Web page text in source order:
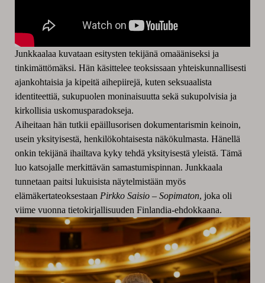
Junkkaalaa kuvataan esitysten tekijänä omaääniseksi ja
tinkimättömäksi. Hän käsittelee teoksissaan yhteiskunnallisesti
ajankohtaisia ja kipeitä aihepiirejä, kuten seksuaalista
identiteettiä, sukupuolen moninaisuutta sekä sukupolvisia ja
kirkollisia uskomusparadokseja.
Aiheitaan hän tutkii epäillusorisen dokumentarismin keinoin,
usein yksityisestä, henkilökohtaisesta näkökulmasta. Hänellä
onkin tekijänä ihailtava kyky tehdä yksityisestä yleistä. Tämä
luo katsojalle merkittävän samastumispinnan. Junkkaala
tunnetaan paitsi lukuisista näytelmistään myös
elämäkertateoksestaan Pirkko Saisio – Sopimaton, joka oli
viime vuonna tietokirjallisuuden Finlandia-ehdokkaana.